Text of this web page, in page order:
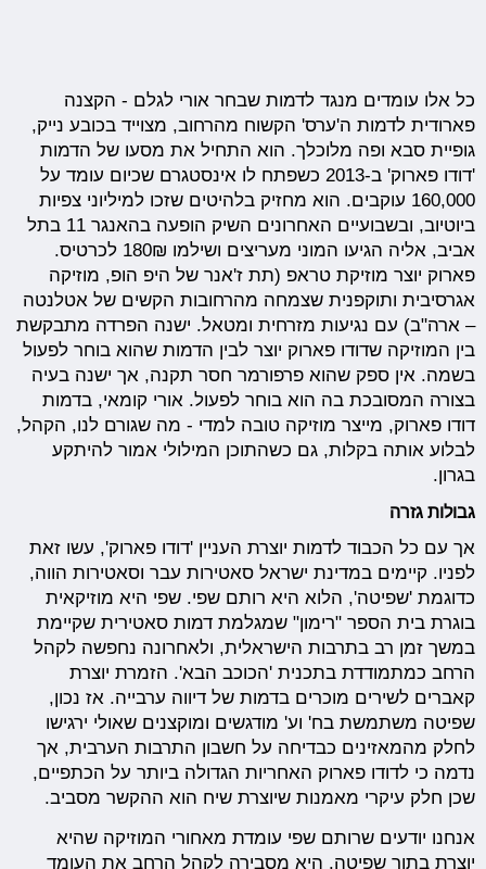
כל אלו עומדים מנגד לדמות שבחר אורי לגלם - הקצנה
פארודית לדמות ה'ערס' הקשוח מהרחוב, מצוייד בכובע נייק,
גופיית סבא ופה מלוכלך. הוא התחיל את מסעו של הדמות
'דודו פארוק' ב-2013 כשפתח לו אינסטגרם שכיום עומד על
160,000 עוקבים. הוא מחזיק בלהיטים שזכו למיליוני צפיות
ביוטיוב, ובשבועיים האחרונים השיק הופעה בהאנגר 11 בתל
אביב, אליה הגיעו המוני מעריצים ושילמו 180₪ לכרטיס.
פארוק יוצר מוזיקת טראפ (תת ז'אנר של היפ הופ, מוזיקה
אגרסיבית ותוקפנית שצמחה מהרחובות הקשים של אטלנטה
– ארה"ב) עם נגיעות מזרחית ומטאל. ישנה הפרדה מתבקשת
בין המוזיקה שדודו פארוק יוצר לבין הדמות שהוא בוחר לפעול
בשמה. אין ספק שהוא פרפורמר חסר תקנה, אך ישנה בעיה
בצורה המסובכת בה הוא בוחר לפעול. אורי קומאי, בדמות
דודו פארוק, מייצר מוזיקה טובה למדי - מה שגורם לנו, הקהל,
לבלוע אותה בקלות, גם כשהתוכן המילולי אמור להיתקע
בגרון.
גבולות גזרה
אך עם כל הכבוד לדמות יוצרת העניין 'דודו פארוק', עשו זאת
לפניו. קיימים במדינת ישראל סאטירות עבר וסאטירות הווה,
כדוגמת 'שפיטה', הלוא היא רותם שפי. שפי היא מוזיקאית
בוגרת בית הספר "רימון" שמגלמת דמות סאטירית שקיימת
במשך זמן רב בתרבות הישראלית, ולאחרונה נחפשה לקהל
הרחב כמתמודדת בתכנית 'הכוכב הבא'. הזמרת יוצרת
קאברים לשירים מוכרים בדמות של דיווה ערבייה. אז נכון,
שפיטה משתמשת בח' וע' מודגשים ומוקצנים שאולי ירגישו
לחלק מהמאזינים כבדיחה על חשבון התרבות הערבית, אך
נדמה כי לדודו פארוק האחריות הגדולה ביותר על הכתפיים,
שכן חלק עיקרי מאמנות שיוצרת שיח הוא ההקשר מסביב.
אנחנו יודעים שרותם שפי עומדת מאחורי המוזיקה שהיא
יוצרת בתור שפיטה. היא מסבירה לקהל הרחב את העומד